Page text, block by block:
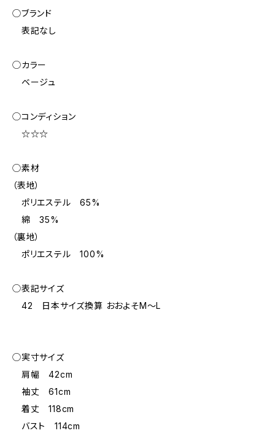
◯ブランド
表記なし
◯カラー
ベージュ
◯コンディション
☆☆☆
◯素材
（表地）
ポリエステル 65%
綿 35%
（裏地）
ポリエステル 100%
◯表記サイズ
42 日本サイズ換算 おおよそM～L
◯実寸サイズ
肩幅 42cm
袖丈 61cm
着丈 118cm
バスト 114cm